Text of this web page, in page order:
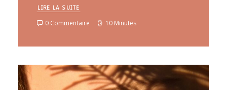
LIRE LA SUITE
0 Commentaire 10 Minutes